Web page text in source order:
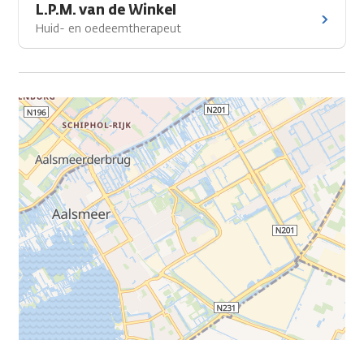
L.P.M. van de Winkel
Huid- en oedeemtherapeut